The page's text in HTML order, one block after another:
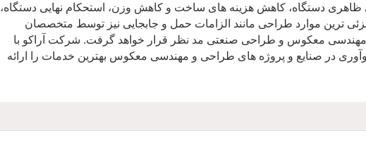
ظاهری دستگاه، کاهش هزینه های ساخت و کاهش وزن، استحکام نهایی دستگاه،
ترین موارد طراحی مانند الزامات حمل و جابجایی نیز توسط متخصصان
مهندسی معکوس و طراحی صنعتی مد نظر قرار خواهد گرفت. شرکت آراکو با
در صنایع و پروژه های طراحی و مهندسی معکوس بهترین خدمات را ارائه